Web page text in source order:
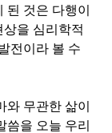
것은 다행이
을 심리학적
전이라 볼 수
무관한 삶이
씀을 오늘 우리